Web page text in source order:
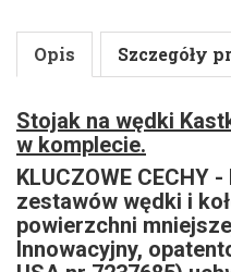
Opis Szczegóły
Stojak na wędki
w komplecie.
KLUCZOWE CECHY
zestawów wędki i
powierzchni
Innowacyjny,